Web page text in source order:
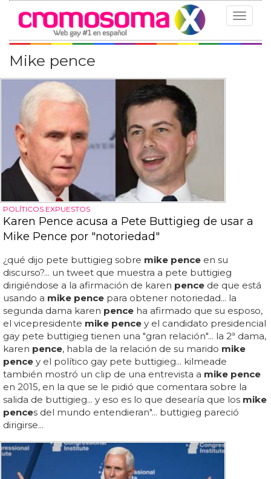
Toggle
Mike pence
POLÍTICOS EXPUESTOS
Karen Pence acusa a Pete Buttigieg de usar a
Mike Pence por "notoriedad"
¿qué dijo pete buttigieg sobre mike pence en su
discurso?... un tweet que muestra a pete buttigieg
dirigiéndose a la afirmación de karen pence de que está
usando a mike pence para obtener notoriedad... la
segunda dama karen pence ha afirmado que su esposo,
el vicepresidente mike pence y el candidato presidencial
gay pete buttigieg tienen una "gran relación"... la 2ª dama,
karen pence, habla de la relación de su marido mike
pence y el político gay pete buttigieg... kilmeade
también mostró un clip de una entrevista a mike pence
en 2015, en la que se le pidió que comentara sobre la
salida de buttigieg... y eso es lo que desearía que los mike
pences del mundo entendieran"... buttigieg pareció
dirigirse...